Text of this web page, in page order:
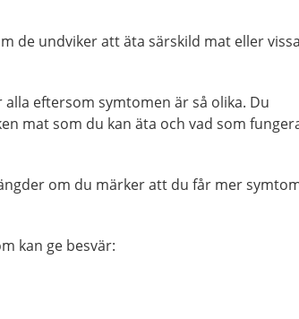
de undviker att äta särskild mat eller vissa
eftersom symtomen är så olika. Du
mat som du kan äta och vad som
om du märker att du får mer
kan ge besvär: